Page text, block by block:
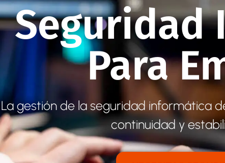
Seguridad
Para
La gestión de la seguridad informática
continuidad y